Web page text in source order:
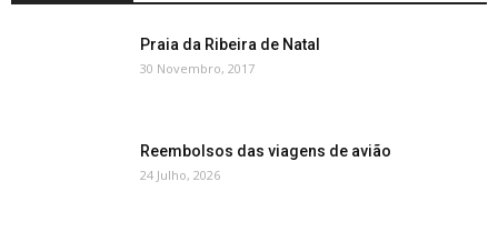
Praia da Ribeira de Natal
30 Novembro, 2017
Reembolsos das viagens de avião
24 Julho, 2026